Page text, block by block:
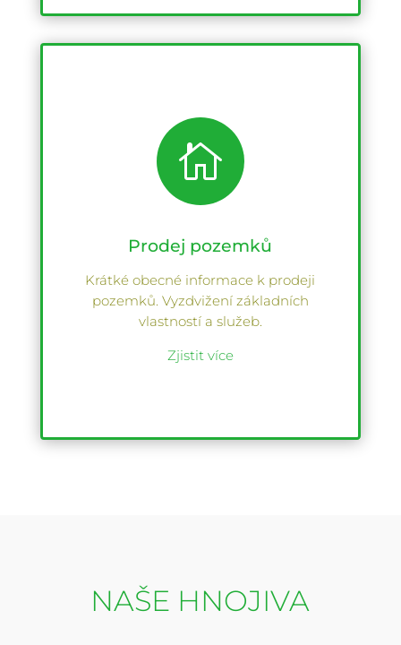

Prodej pozemků
Krátké obecné informace k prodeji
pozemků. Vyzdvižení základních
vlastností a služeb.
Zjistit více
NAŠE HNOJIVA